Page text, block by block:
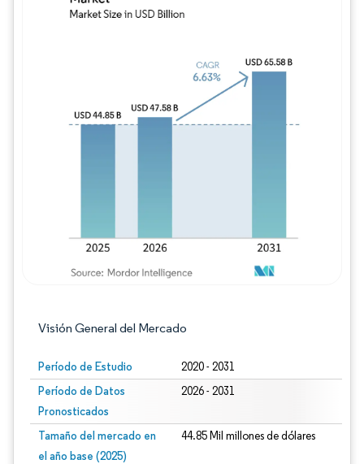
Visión General del Mercado
Período de Estudio 2020 - 2031
Período de Datos
Pronosticados
2026 - 2031
Tamaño del mercado en
el año base (2025)
44.85 Mil millones de dólares